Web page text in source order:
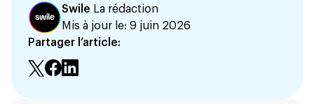
Swile La rédaction
Mis à jour le: 9 juin 2026
Partager l’article: